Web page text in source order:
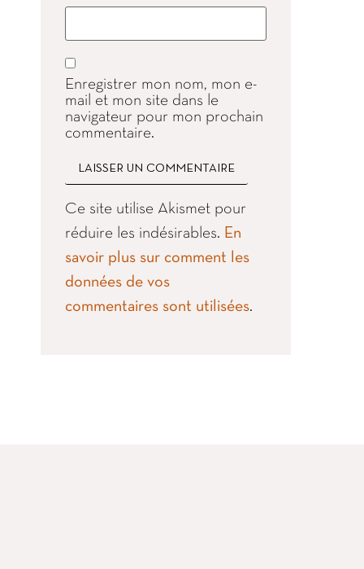
Enregistrer mon nom, mon e-
mail et mon site dans le
navigateur pour mon prochain
commentaire.
Ce site utilise Akismet pour
réduire les indésirables. En
savoir plus sur comment les
données de vos
commentaires sont utilisées.